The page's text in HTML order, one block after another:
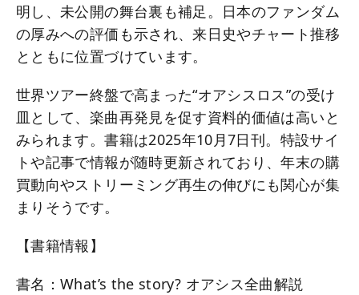
明し、未公開の舞台裏も補足。日本のファンダム
の厚みへの評価も示され、来日史やチャート推移
とともに位置づけています。
世界ツアー終盤で高まった“オアシスロス”の受け
皿として、楽曲再発見を促す資料的価値は高いと
みられます。書籍は2025年10月7日刊。特設サイ
トや記事で情報が随時更新されており、年末の購
買動向やストリーミング再生の伸びにも関心が集
まりそうです。
【書籍情報】
書名：What’s the story? オアシス全曲解説